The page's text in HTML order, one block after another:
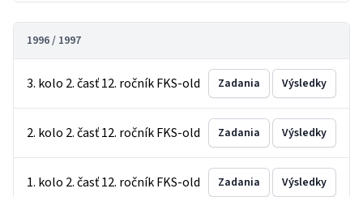
1996 / 1997
3. kolo 2. časť 12. ročník FKS-old Zadania Výsledky
2. kolo 2. časť 12. ročník FKS-old Zadania Výsledky
1. kolo 2. časť 12. ročník FKS-old Zadania Výsledky